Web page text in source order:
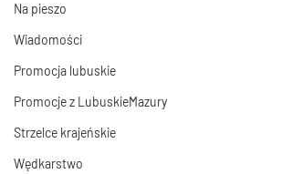
Na pieszo
Wiadomości
Promocja lubuskie
Promocje z LubuskieMazury
Strzelce krajeńskie
Wędkarstwo